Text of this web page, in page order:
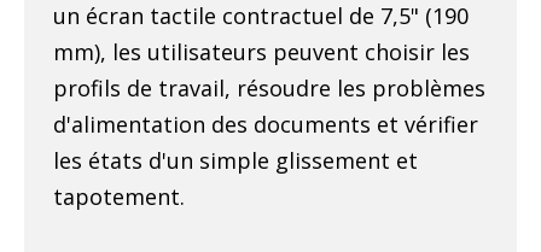
un écran tactile contractuel de 7,5" (190
mm), les utilisateurs peuvent choisir les
profils de travail, résoudre les problèmes
d'alimentation des documents et vérifier
les états d'un simple glissement et
tapotement.